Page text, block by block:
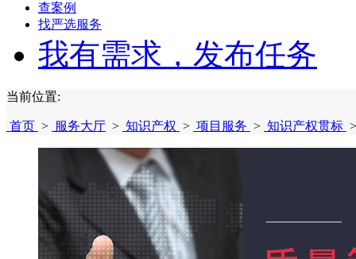
查案例
找严选服务
我有需求，发布任务
当前位置:
首页 > 服务大厅 > 知识产权 > 项目服务 > 知识产权贯标